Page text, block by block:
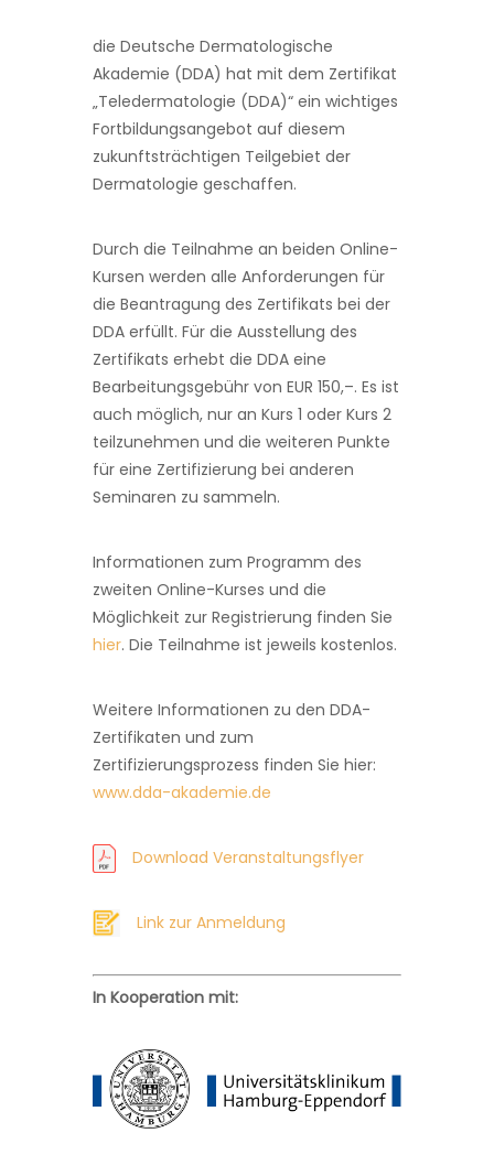
die Deutsche Dermatologische
Akademie (DDA) hat mit dem Zertifikat
„Teledermatologie (DDA)“ ein wichtiges
Fortbildungsangebot auf diesem
zukunftsträchtigen Teilgebiet der
Dermatologie geschaffen.
Durch die Teilnahme an beiden Online-
Kursen werden alle Anforderungen für
die Beantragung des Zertifikats bei der
DDA erfüllt. Für die Ausstellung des
Zertifikats erhebt die DDA eine
Bearbeitungsgebühr von EUR 150,–. Es ist
auch möglich, nur an Kurs 1 oder Kurs 2
teilzunehmen und die weiteren Punkte
für eine Zertifizierung bei anderen
Seminaren zu sammeln.
Informationen zum Programm des
zweiten Online-Kurses und die
Möglichkeit zur Registrierung finden Sie
hier. Die Teilnahme ist jeweils kostenlos.
Weitere Informationen zu den DDA-
Zertifikaten und zum
Zertifizierungsprozess finden Sie hier:
www.dda-akademie.de
Download Veranstaltungsflyer
Link zur Anmeldung
In Kooperation mit: